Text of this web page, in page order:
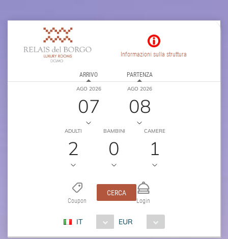
Informazioni sulla struttura
ARRIVO
AGO 2026
07
PARTENZA
AGO 2026
08
ADULTI
2
BAMBINI
0
CAMERE
1
Coupon
CERCA
Login
IT EUR